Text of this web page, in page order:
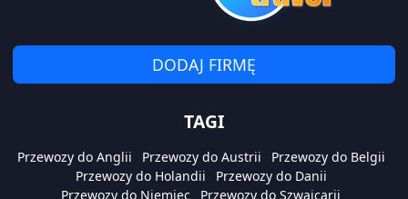
DODAJ FIRMĘ
TAGI
Przewozy do Anglii Przewozy do Austrii
Przewozy do Belgii
Przewozy do Holandii
Przewozy do Danii
Przewozy do Niemiec
Przewozy do Szwajcarii